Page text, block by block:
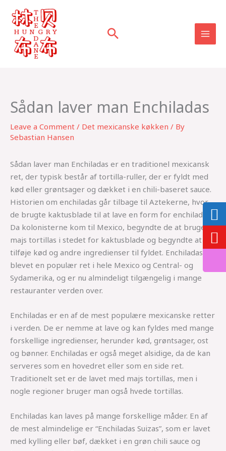
content
Sådan laver man Enchiladas
Leave a Comment / Det mexicanske køkken / By
Sebastian Hansen
Sådan laver man Enchiladas er en traditionel mexicansk
ret, der typisk består af tortilla-ruller, der er fyldt med
kød eller grøntsager og dækket i en chili-baseret sauce.
Historien om enchiladas går tilbage til Aztekerne, hvor
de brugte kaktusblade til at lave en form for enchiladas.
Da kolonisterne kom til Mexico, begyndte de at bruge
majs tortillas i stedet for kaktusblade og begyndte at
tilføje kød og andre ingredienser til fyldet. Enchiladas er
blevet en populær ret i hele Mexico og Central- og
Sydamerika, og er nu almindeligt tilgængelig i mange
restauranter verden over.
Enchiladas er en af de mest populære mexicanske retter
i verden. De er nemme at lave og kan fyldes med mange
forskellige ingredienser, herunder kød, grøntsager, ost
og bønner. Enchiladas er også meget alsidige, da de kan
serveres som en hovedret eller som en side ret.
Traditionelt set er de lavet med majs tortillas, men i
nogle regioner bruger man også hvede tortillas.
Enchiladas kan laves på mange forskellige måder. En af
de mest almindelige er “Enchiladas Suizas”, som er lavet
med kylling eller bøf, dækket i en grøn chili sauce og